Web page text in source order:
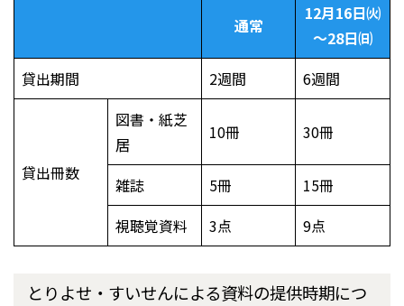
通常
12月16日㈫
～28日㈰
貸出期間
2週間 6週間
貸出冊数
図書・紙芝
居
10冊 30冊
雑誌 5冊
15冊
視聴覚資料
3点 9点
とりよせ・すいせんによる資料の提供時期につ